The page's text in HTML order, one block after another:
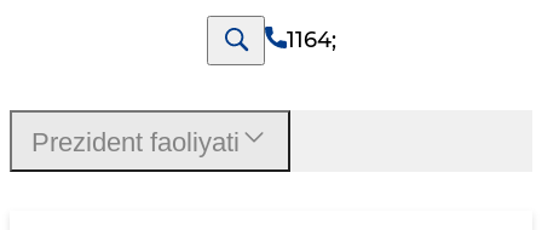
1164;
Prezident faoliyati